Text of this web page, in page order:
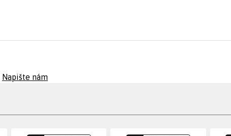
Napište nám